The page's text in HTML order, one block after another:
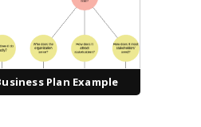
Plan Example